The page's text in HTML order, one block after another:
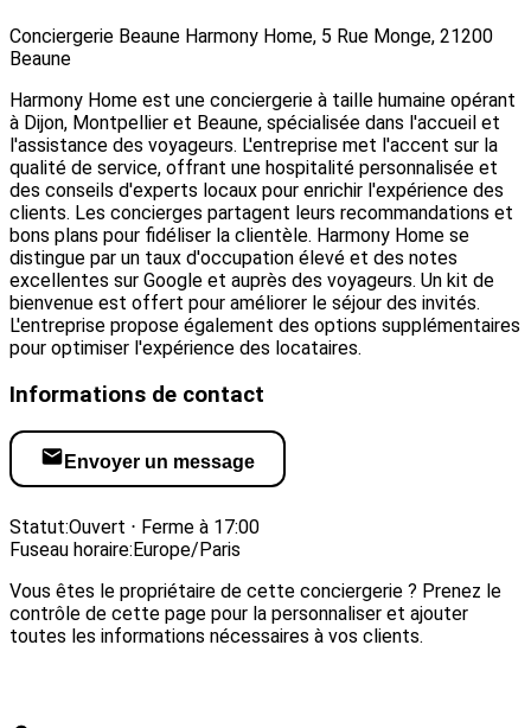
Conciergerie Beaune Harmony Home, 5 Rue Monge, 21200
Beaune
Harmony Home est une conciergerie à taille humaine opérant
à Dijon, Montpellier et Beaune, spécialisée dans l'accueil et
l'assistance des voyageurs. L'entreprise met l'accent sur la
qualité de service, offrant une hospitalité personnalisée et
des conseils d'experts locaux pour enrichir l'expérience des
clients. Les concierges partagent leurs recommandations et
bons plans pour fidéliser la clientèle. Harmony Home se
distingue par un taux d'occupation élevé et des notes
excellentes sur Google et auprès des voyageurs. Un kit de
bienvenue est offert pour améliorer le séjour des invités.
L'entreprise propose également des options supplémentaires
pour optimiser l'expérience des locataires.
Informations de contact
Envoyer un message
Statut:Ouvert ⋅ Ferme à 17:00
Fuseau horaire:Europe/Paris
Vous êtes le propriétaire de cette conciergerie ? Prenez le
contrôle de cette page pour la personnaliser et ajouter
toutes les informations nécessaires à vos clients.